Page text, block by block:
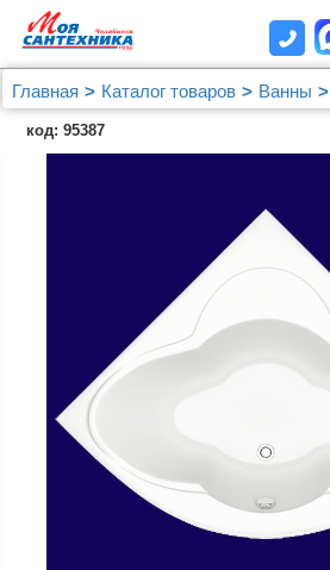
Главная Каталог товаров Ванны
Акриловая ванна BAS
каркасе
код: 95387